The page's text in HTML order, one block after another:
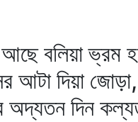
বলিয়া ভ্রম
দিয়া
অদ্যতন দিন